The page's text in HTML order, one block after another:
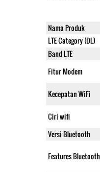
Nama Produk
LTE Category (DL)
Band LTE
Fitur Modem
Kecepatan WiFi
Ciri wifi
Versi Bluetooth
Features Bluetooth